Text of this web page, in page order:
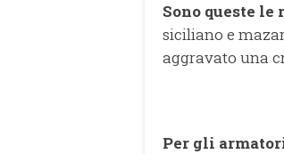
Sono queste
siciliano e
aggravato una
Per gli